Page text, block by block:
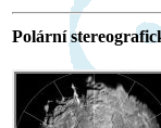
Polární